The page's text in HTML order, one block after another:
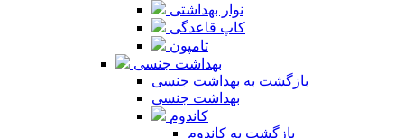
نوار بهداشتی
کاپ قاعدگی
تامپون
بهداشت جنسی
بازگشت به بهداشت جنسی
بهداشت جنسی
کاندوم
بازگشت به کاندوم